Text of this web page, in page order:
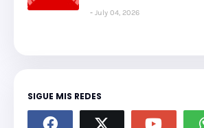
July 04, 2026
SIGUE MIS REDES